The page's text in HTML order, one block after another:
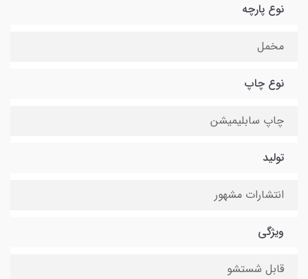
نوع پارچه
مخمل
نوع چاپ
چاپ سابلیمیشن
تولید
انتشارات مشهور
ویژگی
قابل شستشو